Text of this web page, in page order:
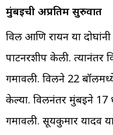
मुंबईची अप्रतिम सुरुवात
विल आणि रायन या
पार्टनरशीप केली. त्यानंतर
गमावली. विलने 22
केल्या. विलनंतर मुंबईने 17
गमावली. सूर्यकुमार यादव